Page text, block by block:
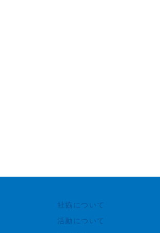
社協について
活動について